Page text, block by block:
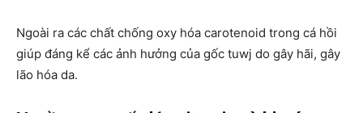
Ngoài ra các chất chống oxy hóa carotenoid trong cá hồi
giúp đáng kể các ảnh hưởng của gốc tuwj do gây hãi, gây
lão hóa da.